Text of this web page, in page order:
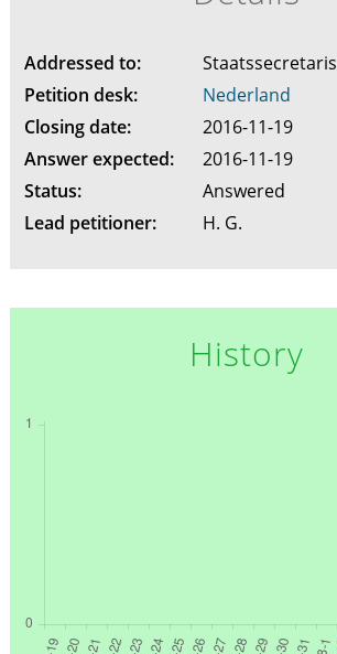
Addressed to:
Staatssecretaris
Petition desk:
Nederland
Closing date:
2016-11-19
Answer expected:
2016-11-19
Status:
Answered
Lead petitioner:
H. G.
History